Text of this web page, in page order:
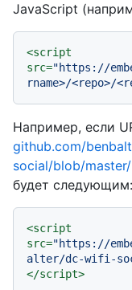
JavaScript
<script
src="https://
rname>/<repo>/
Например, если
github.com/
social/blob/
будет следующим:
<script
src="https://
alter/dc-wifi-
</script>